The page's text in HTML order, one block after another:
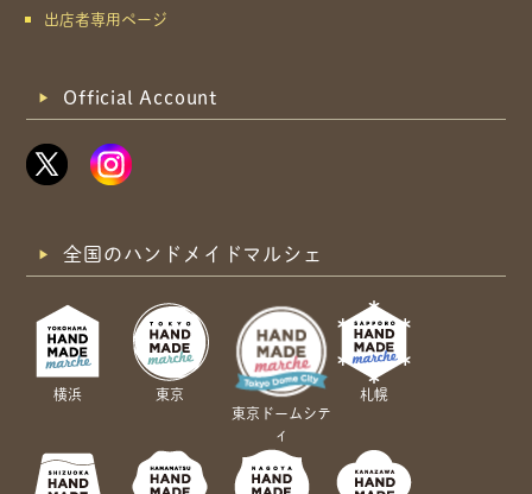
出店者専用ページ
Official Account
全国のハンドメイドマルシェ
横浜
東京
東京ドームシテ
ィ
札幌